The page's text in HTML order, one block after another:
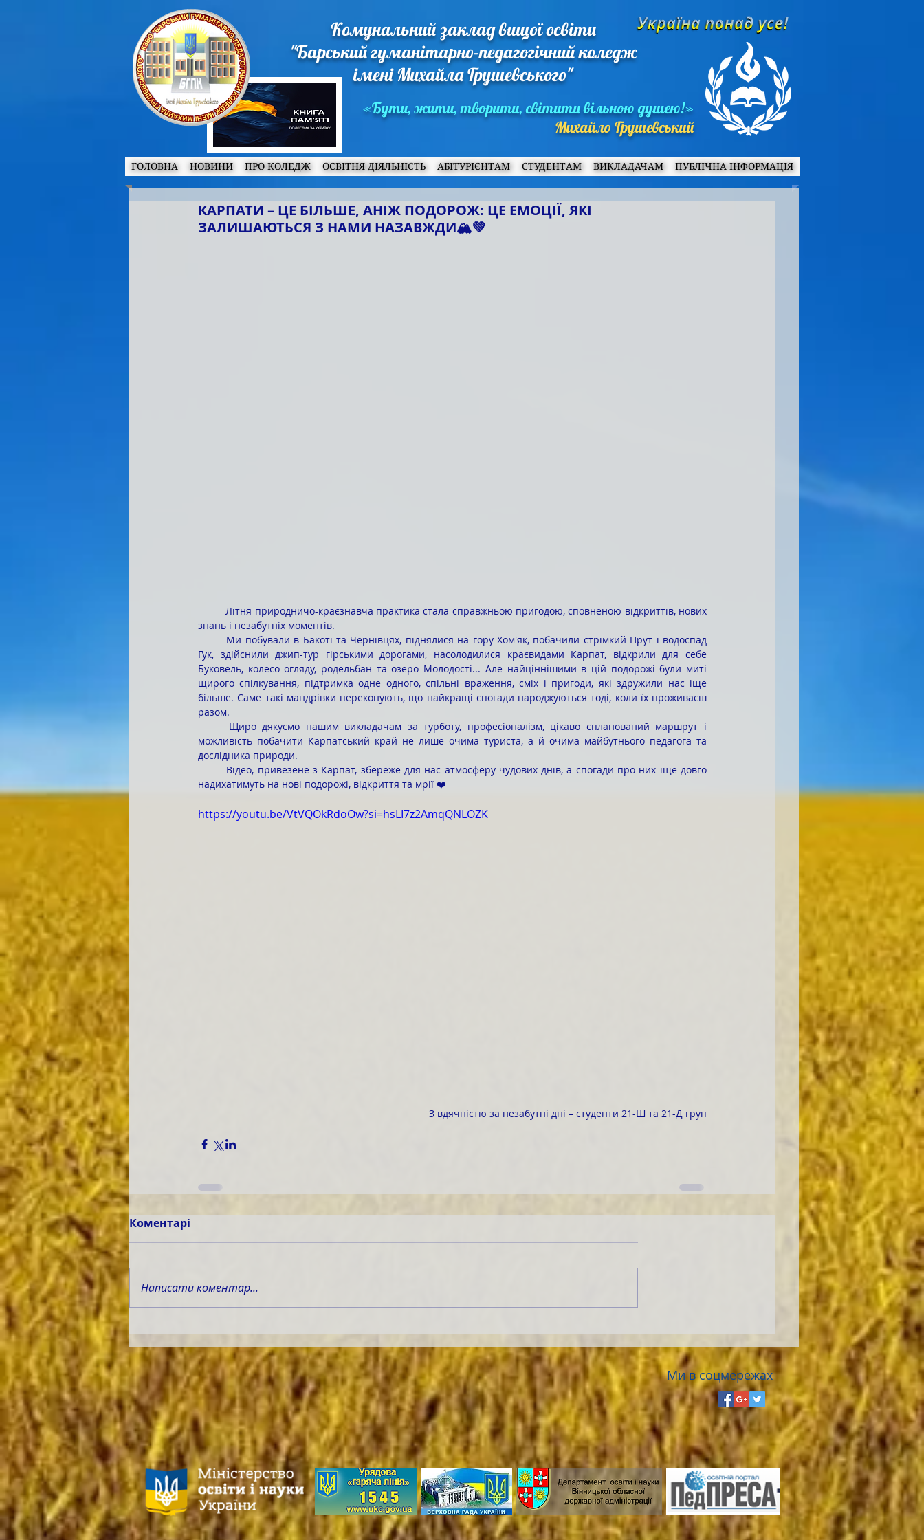
Комунальний заклад вищої освіти
"Барський гуманітарно-педагогічний коледж
імені Михайла Грушевського"
«Бути, жити, творити, світити вільною душею!»
Михайло Грушевський
ГОЛОВНА НОВИНИ ПРО КОЛЕДЖ ОСВІТНЯ ДІЯЛЬНІСТЬ АБІТУРІЄНТАМ СТУДЕНТАМ ВИКЛАДАЧАМ ПУБЛІЧНА ІНФОРМАЦІЯ
КАРПАТИ – ЦЕ БІЛЬШЕ, АНІЖ ПОДОРОЖ: ЦЕ ЕМОЦІЇ, ЯКІ
ЗАЛИШАЮТЬСЯ З НАМИ НАЗАВЖДИ🏔️💚
	Літня природничо-краєзнавча практика стала справжньою пригодою, сповненою відкриттів, нових
знань і незабутніх моментів.
Гук, здійснили джип-тур гірськими дорогами, насолодилися краєвидами Карпат, відкрили для себе
Буковель, колесо огляду, родельбан та озеро Молодості... Але найціннішими в цій подорожі були миті
щирого спілкування, підтримка одне одного, спільні враження, сміх і пригоди, які здружили нас іще
більше. Саме такі мандрівки переконують, що найкращі спогади народжуються тоді, коли їх проживаєш
разом.
можливість побачити Карпатський край не лише очима туриста, а й очима майбутнього педагога та
дослідника природи.
надихатимуть на нові подорожі, відкриття та мрії ❤️
https://youtu.be/VtVQOkRdoOw?si=hsLI7z2AmqQNLOZK
З вдячністю за незабутні дні – студенти 21-Ш та 21-Д груп
Коментарі
Написати коментар...
Ми в соцмережах